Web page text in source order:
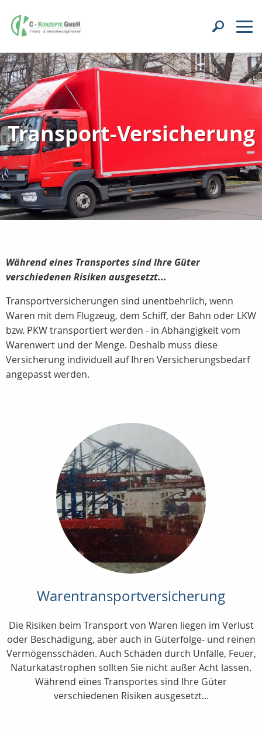
Transport-Versicherung
Während eines Transportes sind Ihre Güter
verschiedenen Risiken ausgesetzt...
Transportversicherungen sind unentbehrlich, wenn
Waren mit dem Flugzeug, dem Schiff, der Bahn oder LKW
bzw. PKW transportiert werden - in Abhängigkeit vom
Warenwert und der Menge. Deshalb muss diese
Versicherung individuell auf Ihren Versicherungsbedarf
angepasst werden.
Warentransportversicherung
Die Risiken beim Transport von Waren liegen im Verlust
oder Beschädigung, aber auch in Güterfolge- und reinen
Vermögensschäden. Auch Schäden durch Unfälle, Feuer,
Naturkatastrophen sollten Sie nicht außer Acht lassen.
Während eines Transportes sind Ihre Güter
verschiedenen Risiken ausgesetzt...